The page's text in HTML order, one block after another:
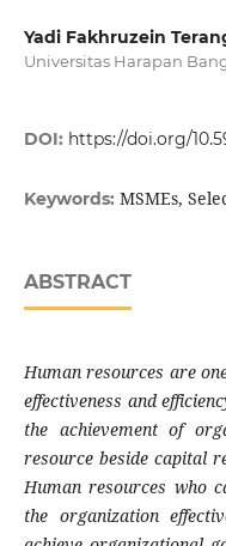
Yadi Fakhruzein
Universitas Harapan
DOI: https://doi.org/
Keywords: MSMEs,
ABSTRACT
Human resources are
effectiveness and
the achievement of
resource beside capital
Human resources who
the organization